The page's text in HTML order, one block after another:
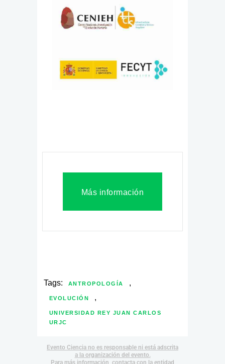
Más información
Tags: ANTROPOLOGÍA ,
EVOLUCIÓN ,
UNIVERSIDAD REY JUAN CARLOS
URJC
Evento Ciencia no es responsable ni está adscrita
a la organización del evento.